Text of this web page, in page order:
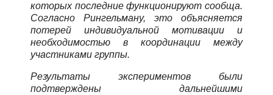
которых последние функционируют сообща.
Согласно Рингельману, это объясняется
потерей индивидуальной мотивации и
необходимостью в координации между
участниками группы.
Результаты экспериментов были
подтверждены дальнейшими